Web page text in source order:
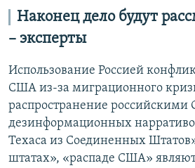
Наконец дело будут
– эксперты
Использование Россией
США из-за миграционного
распространение
дезинформационных
Техаса из Соединенных
штатах», «распаде США»